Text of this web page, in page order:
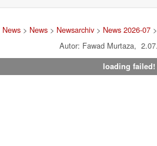
> News> Newsarchiv> News 2026-07>
Autor: Fawad Murtaza,
loading failed!